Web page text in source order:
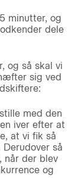
minutter, og
dele
og så skal vi
sig ved
med den
iver efter at
at vi fik så
så
når der blev
og